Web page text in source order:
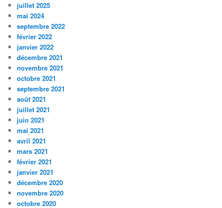
juillet 2025
mai 2024
septembre 2022
février 2022
janvier 2022
décembre 2021
novembre 2021
octobre 2021
septembre 2021
août 2021
juillet 2021
juin 2021
mai 2021
avril 2021
mars 2021
février 2021
janvier 2021
décembre 2020
novembre 2020
octobre 2020